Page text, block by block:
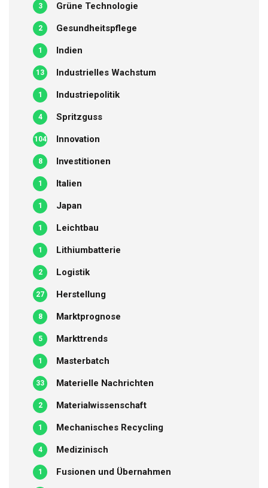
Grüne Technologie
3
Gesundheitspflege
2
Indien
1
Industrielles Wachstum
13
Industriepolitik
1
Spritzguss
4
Innovation
104
Investitionen
8
Italien
1
Japan
1
Leichtbau
1
Lithiumbatterie
1
Logistik
2
Herstellung
27
Marktprognose
8
Markttrends
5
Masterbatch
1
Materielle Nachrichten
33
Materialwissenschaft
2
Mechanisches Recycling
1
Medizinisch
4
Fusionen und Übernahmen
1